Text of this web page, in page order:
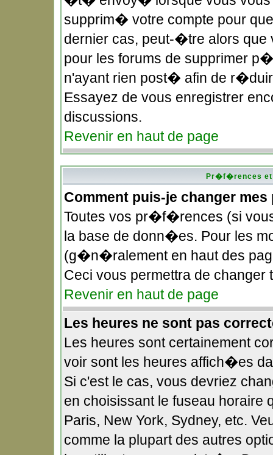
supprim� votre compte pour
dernier cas, peut-�tre alors
pour les forums de supprimer
n'ayant rien post� afin de
Essayez de vous enregistrer
discussions.
Revenir en haut de page
Pr�f�rences
Comment puis-je changer
Toutes vos pr�f�rences (si
la base de donn�es. Pour les
(g�n�ralement en haut des
Ceci vous permettra de
Revenir en haut de page
Les heures ne sont pas
Les heures sont certainement
voir sont les heures affich�es
Si c'est le cas, vous devriez
en choisissant le fuseau horaire
Paris, New York, Sydney, etc.
comme la plupart des autres